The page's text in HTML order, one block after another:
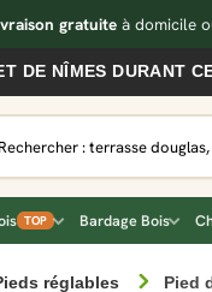
gratuiteà domicile
DURANT
TOP Bardage Bois
réglables Pied